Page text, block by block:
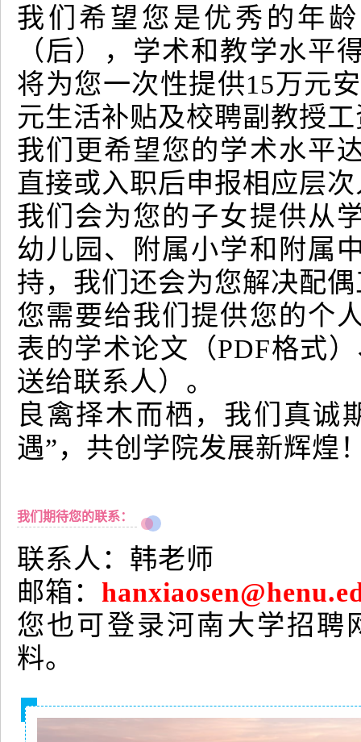
我们希望您是优秀的年
（后），学术和教学水平
将为您一次性提供15万元
元生活补贴及校聘副教授
我们更希望您的学术水平
直接或入职后申报相应层
我们会为您的子女提供从
幼儿园、附属小学和附属
持，我们还会为您解决配
您需要给我们提供您的个
表的学术论文（PDF格式
送给联系人）。
良禽择木而栖，我们真诚
遇”，共创学院发展新辉煌
我们期待您的联系：
联系人：韩老师
邮箱：
您也可登录河南大学招聘
料。